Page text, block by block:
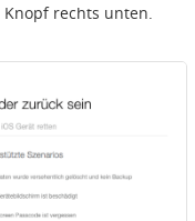
Knopf rechts unten.